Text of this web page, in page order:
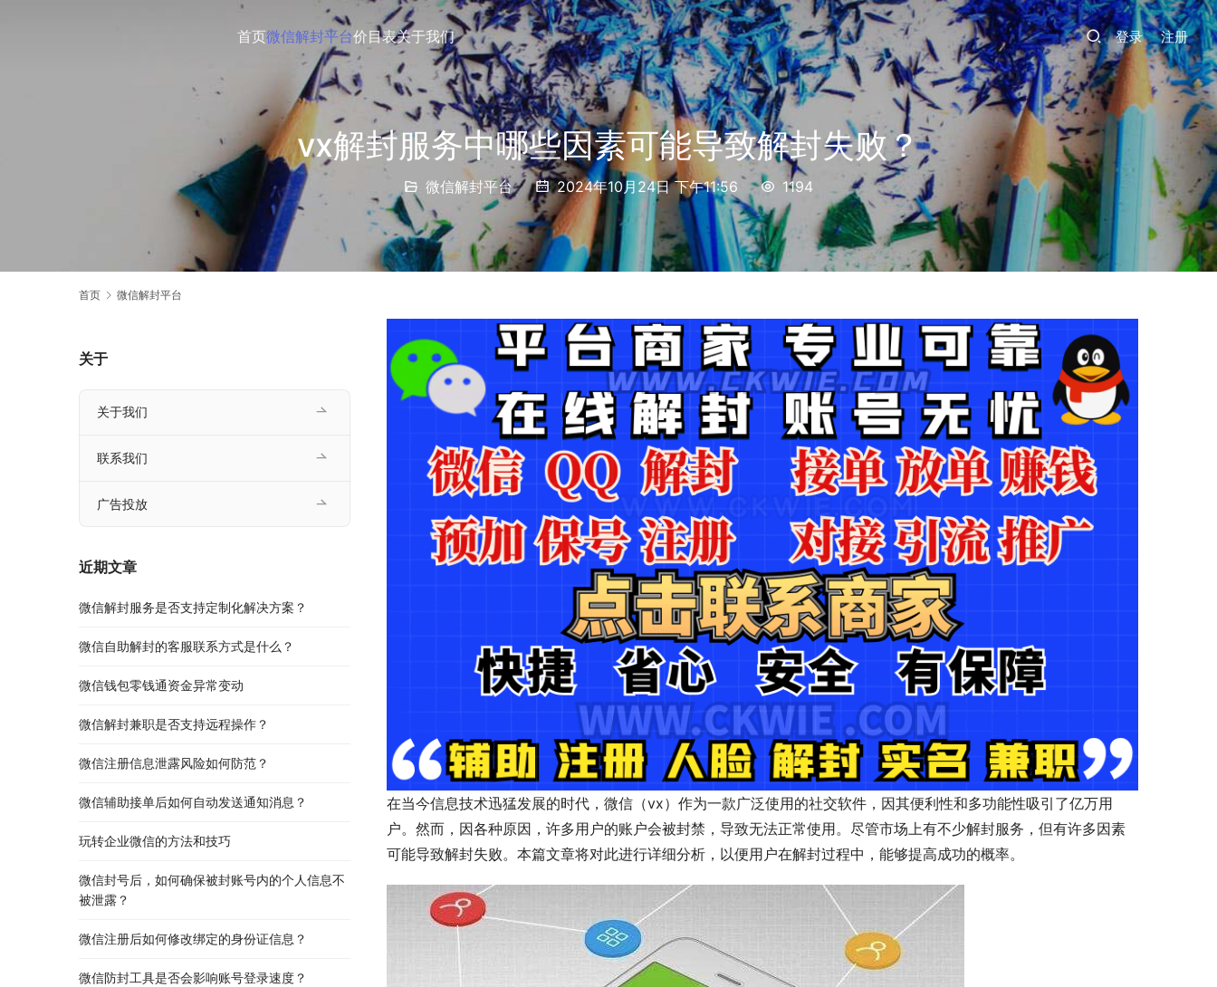
首页微信解封平台价目表关于我们 登录 注册
vx解封服务中哪些因素可能导致解封失败？
微信解封平台 2024年10月24日 下午11:56 1194
首页 微信解封平台
在当今信息技术迅猛发展的时代，微信（vx）作为一款广泛使用的社交软件，因其便利性和多功能性吸引了亿万用
户。然而，因各种原因，许多用户的账户会被封禁，导致无法正常使用。尽管市场上有不少解封服务，但有许多因素
可能导致解封失败。本篇文章将对此进行详细分析，以便用户在解封过程中，能够提高成功的概率。
关于
关于我们
联系我们
广告投放
近期文章
微信解封服务是否支持定制化解决方案？
微信自助解封的客服联系方式是什么？
微信钱包零钱通资金异常变动
微信解封兼职是否支持远程操作？
微信注册信息泄露风险如何防范？
微信辅助接单后如何自动发送通知消息？
玩转企业微信的方法和技巧
微信封号后，如何确保被封账号内的个人信息不
被泄露？
微信注册后如何修改绑定的身份证信息？
微信防封工具是否会影响账号登录速度？